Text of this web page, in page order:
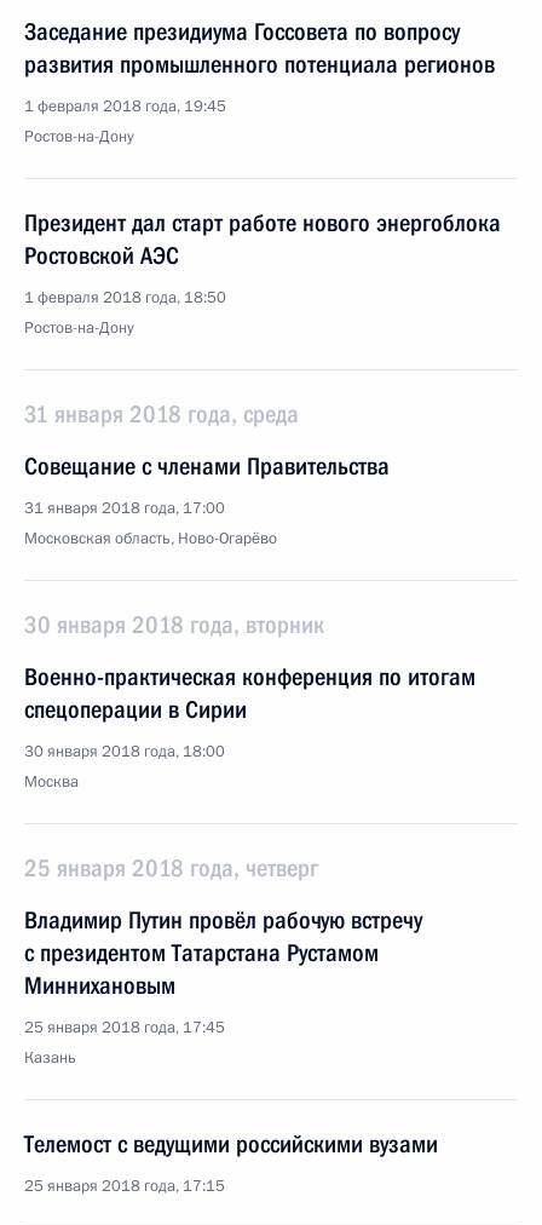
Заседание президиума Госсовета по вопросу
развития промышленного потенциала регионов
1 февраля 2018 года, 19:45
Ростов-на-Дону
Президент дал старт работе нового энергоблока
Ростовской АЭС
1 февраля 2018 года, 18:50
Ростов-на-Дону
31 января 2018 года, среда
Совещание с членами Правительства
31 января 2018 года, 17:00
Московская область, Ново-Огарёво
30 января 2018 года, вторник
Военно-практическая конференция по итогам
спецоперации в Сирии
30 января 2018 года, 18:00
Москва
25 января 2018 года, четверг
Владимир Путин провёл рабочую встречу
с президентом Татарстана Рустамом
Миннихановым
25 января 2018 года, 17:45
Казань
Телемост с ведущими российскими вузами
25 января 2018 года, 17:15